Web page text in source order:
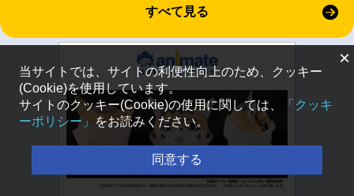
すべて見る
×
当サイトでは、サイトの利便性向上のため、クッキー
(Cookie)を使用しています。
サイトのクッキー(Cookie)の使用に関しては、
「クッキ
ーポリシー」 をお読みください。
同意する